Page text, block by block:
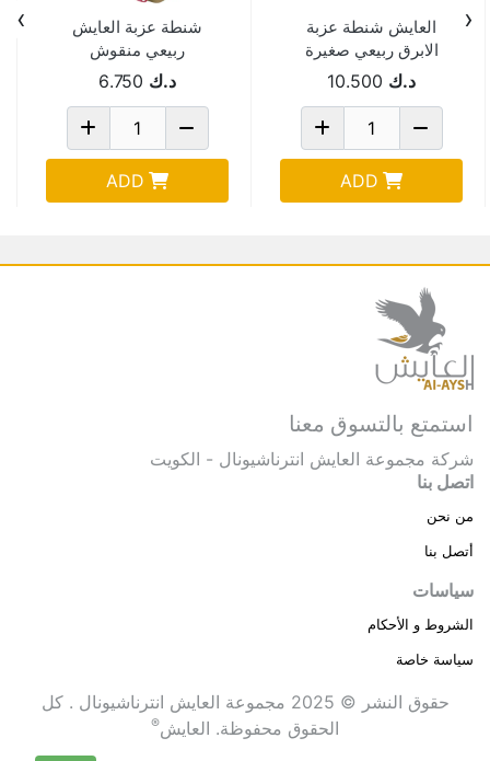
العايش شنطة عزبة
الابرق ربيعي صغيرة
1019B
د.ك 10.500
ADD
شنطة عزبة العايش
ربيعي منقوش
30*31*45 سم
1093B
د.ك 6.750
ADD
‹
›
استمتع بالتسوق معنا
شركة مجموعة العايش انترناشيونال - الكويت
اتصل بنا
من نحن
أتصل بنا
سياسات
الشروط و الأحكام
سياسة خاصة
حقوق النشر © 2025 مجموعة العايش انترناشيونال . كل
الحقوق محفوظة. العايش®